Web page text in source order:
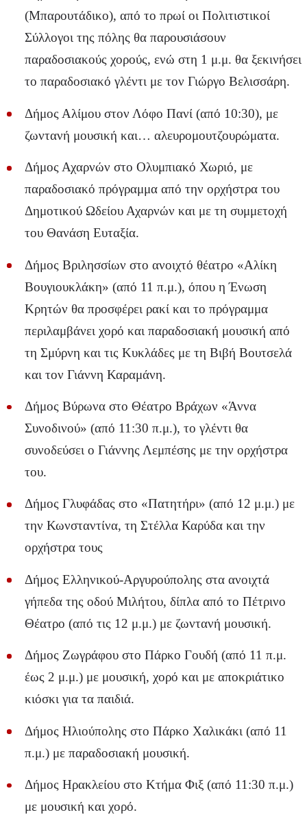
(Μπαρουτάδικο), από το πρωί οι Πολιτιστικοί
Σύλλογοι της πόλης θα παρουσιάσουν
παραδοσιακούς χορούς, ενώ στη 1 μ.μ. θα ξεκινήσει
το παραδοσιακό γλέντι με τον Γιώργο Βελισσάρη.
Δήμος Αλίμου στον Λόφο Πανί (από 10:30), με
ζωντανή μουσική και… αλευρομουτζουρώματα.
Δήμος Αχαρνών στο Ολυμπιακό Χωριό, με
παραδοσιακό πρόγραμμα από την ορχήστρα του
Δημοτικού Ωδείου Αχαρνών και με τη συμμετοχή
του Θανάση Ευταξία.
Δήμος Βριλησσίων στο ανοιχτό θέατρο «Αλίκη
Βουγιουκλάκη» (από 11 π.μ.), όπου η Ένωση
Κρητών θα προσφέρει ρακί και το πρόγραμμα
περιλαμβάνει χορό και παραδοσιακή μουσική από
τη Σμύρνη και τις Κυκλάδες με τη Βιβή Βουτσελά
και τον Γιάννη Καραμάνη.
Δήμος Βύρωνα στο Θέατρο Βράχων «Άννα
Συνοδινού» (από 11:30 π.μ.), το γλέντι θα
συνοδεύσει ο Γιάννης Λεμπέσης με την ορχήστρα
του.
Δήμος Γλυφάδας στο «Πατητήρι» (από 12 μ.μ.) με
την Κωνσταντίνα, τη Στέλλα Καρύδα και την
ορχήστρα τους
Δήμος Ελληνικού-Αργυρούπολης στα ανοιχτά
γήπεδα της οδού Μιλήτου, δίπλα από το Πέτρινο
Θέατρο (από τις 12 μ.μ.) με ζωντανή μουσική.
Δήμος Ζωγράφου στο Πάρκο Γουδή (από 11 π.μ.
έως 2 μ.μ.) με μουσική, χορό και με αποκριάτικο
κιόσκι για τα παιδιά.
Δήμος Ηλιούπολης στο Πάρκο Χαλικάκι (από 11
π.μ.) με παραδοσιακή μουσική.
Δήμος Ηρακλείου στο Κτήμα Φιξ (από 11:30 π.μ.)
με μουσική και χορό.